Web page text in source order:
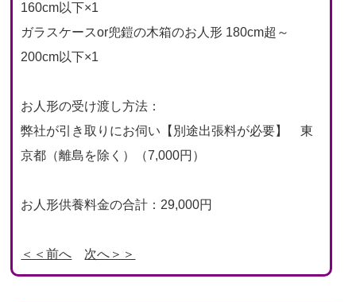
160cm以下×1
ガラスケースor兜鎧の木箱のお人形 180cm超～
200cm以下×1
お人形の受け渡し方法：
弊社が引き取りにお伺い【別途出張料が必要】 東
京都（離島を除く）（7,000円）
お人形供養料金の合計：29,000円
＜＜前へ 次へ＞＞